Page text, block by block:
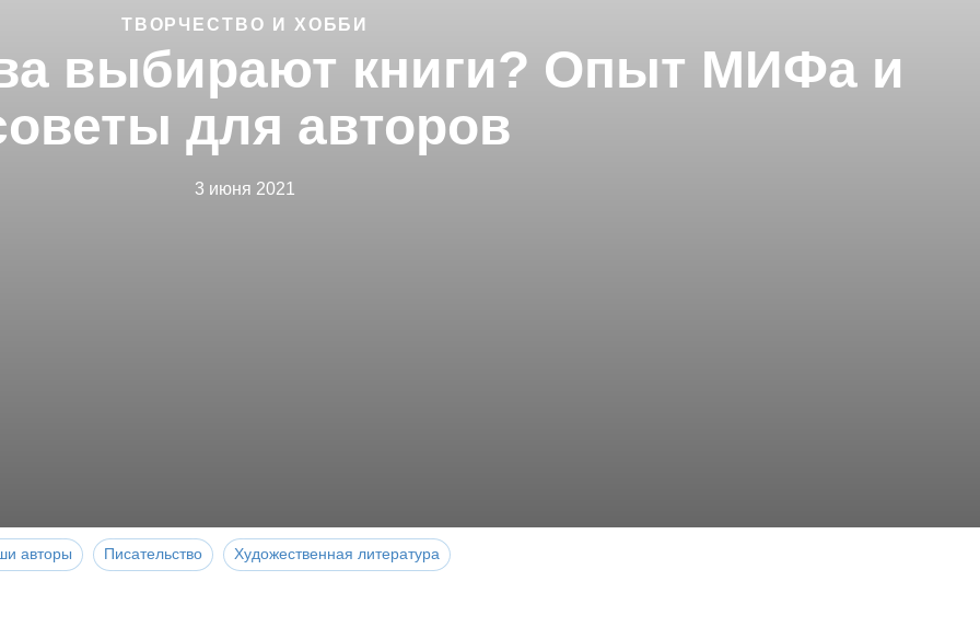
ТВОРЧЕСТВО И ХОББИ
выбирают книги? Опыт МИФа и
для авторов
3 июня 2021
авторы Писательство Художественная литература